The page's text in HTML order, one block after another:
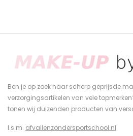
Ben je op zoek naar scherp geprijsde
verzorgingsartikelen van vele
tonen wij duizenden producten van
I.s.m. afvallenzondersportschool.nl